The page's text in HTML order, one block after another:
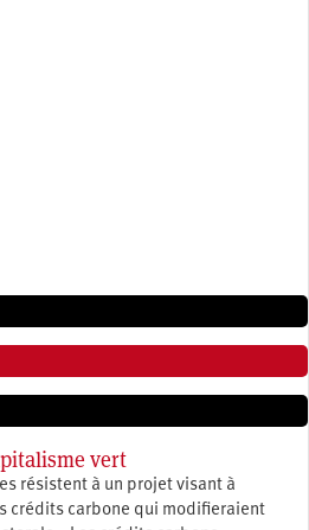
vert
résistent à un projet visant à
crédits carbone qui modifieraient